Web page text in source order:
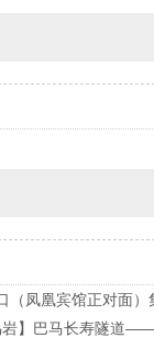
凤凰宾馆正对面）
岩】巴马长寿隧道